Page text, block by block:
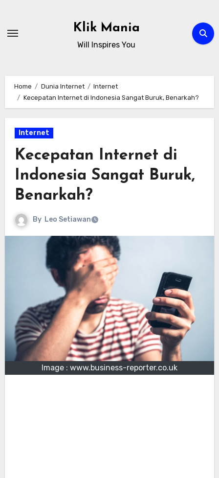
content
Klik Mania
Will Inspires You
Home Dunia Internet
Internet
Kecepatan Internet di Indonesia Sangat Buruk, Benarkah?
Internet
Kecepatan Internet di
Indonesia Sangat Buruk,
Benarkah?
By Leo Setiawan
Image : www.business-reporter.co.uk